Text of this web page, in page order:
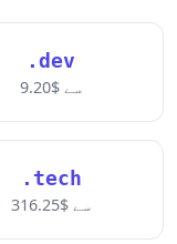
.dev
سے $9.20
.tech
سے $316.25